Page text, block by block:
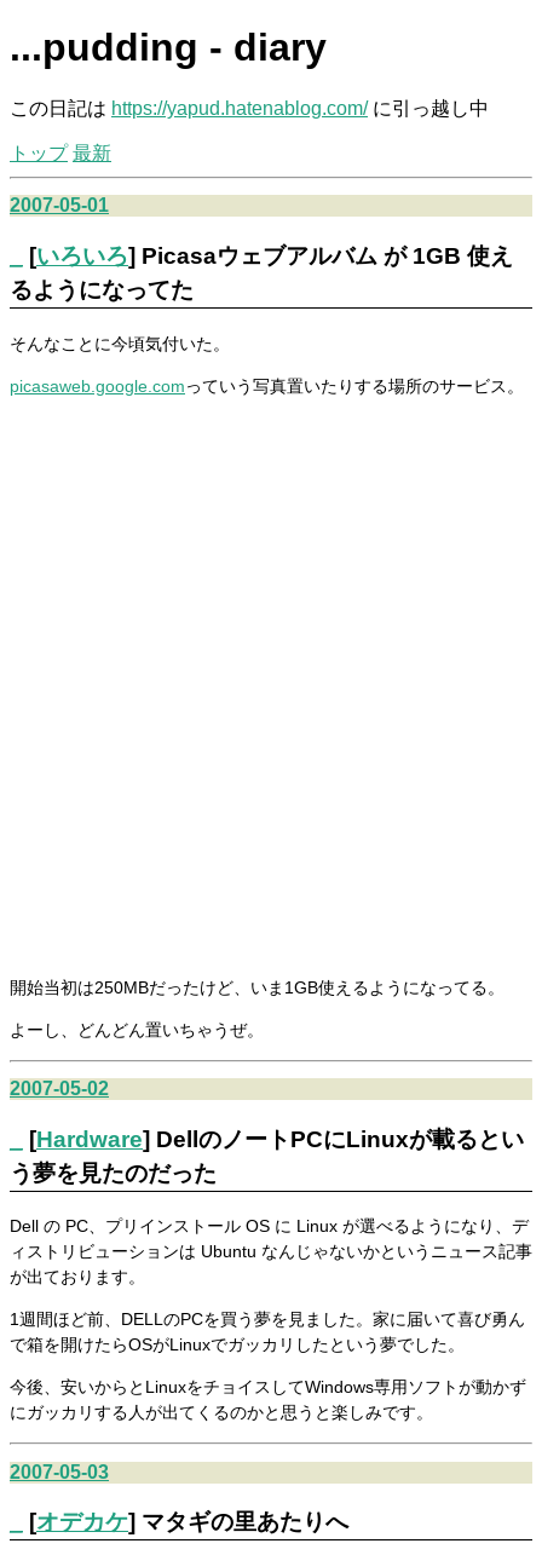
...pudding - diary
この日記は https://yapud.hatenablog.com/に引っ越し中
トップ 最新
2007-05-01
[いろいろ] Picasaウェブアルバム が 1GB 使え
るようになってた
そんなことに今頃気付いた。
picasaweb.google.comっていう写真置いたりする場所のサービス。
開始当初は250MBだったけど、いま1GB使えるようになってる。
よーし、どんどん置いちゃうぜ。
2007-05-02
[Hardware] DellのノートPCにLinuxが載るとい
う夢を見たのだった
Dell の PC、プリインストール OS に Linux が選べるようになり、デ
ィストリビューションは Ubuntu なんじゃないかというニュース記事
が出ております。
1週間ほど前、DELLのPCを買う夢を見ました。家に届いて喜び勇ん
で箱を開けたらOSがLinuxでガッカリしたという夢でした。
今後、安いからとLinuxをチョイスしてWindows専用ソフトが動かず
にガッカリする人が出てくるのかと思うと楽しみです。
2007-05-03
[オデカケ] マタギの里あたりへ